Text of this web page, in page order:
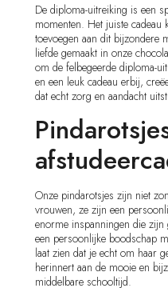
De diploma-uitreiking is een
momenten. Het juiste cadeau
toevoegen aan dit bijzondere
liefde gemaakt in onze
om de felbegeerde diploma-
en een leuk cadeau erbij,
dat echt zorg en aandacht
Onze pindarotsjes zijn niet
vrouwen, ze zijn een
enorme inspanningen die zijn
een persoonlijke boodschap
laat zien dat je echt om haar
herinnert aan de mooie en
middelbare schooltijd.